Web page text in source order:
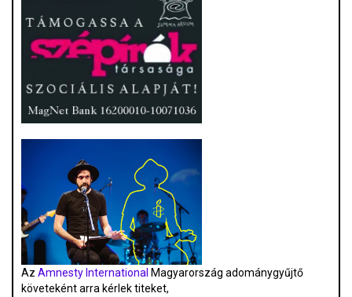
Az Amnesty International Magyarország adománygyűjtő
követeként arra kérlek titeket,